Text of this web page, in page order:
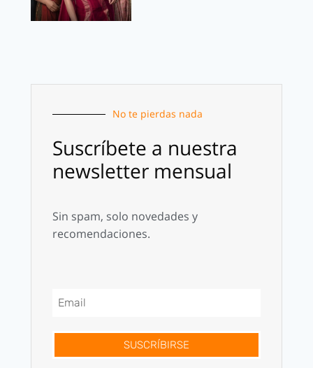
No te pierdas nada
Suscríbete a nuestra
newsletter mensual
Sin spam, solo novedades y
recomendaciones.
SUSCRÍBIRSE